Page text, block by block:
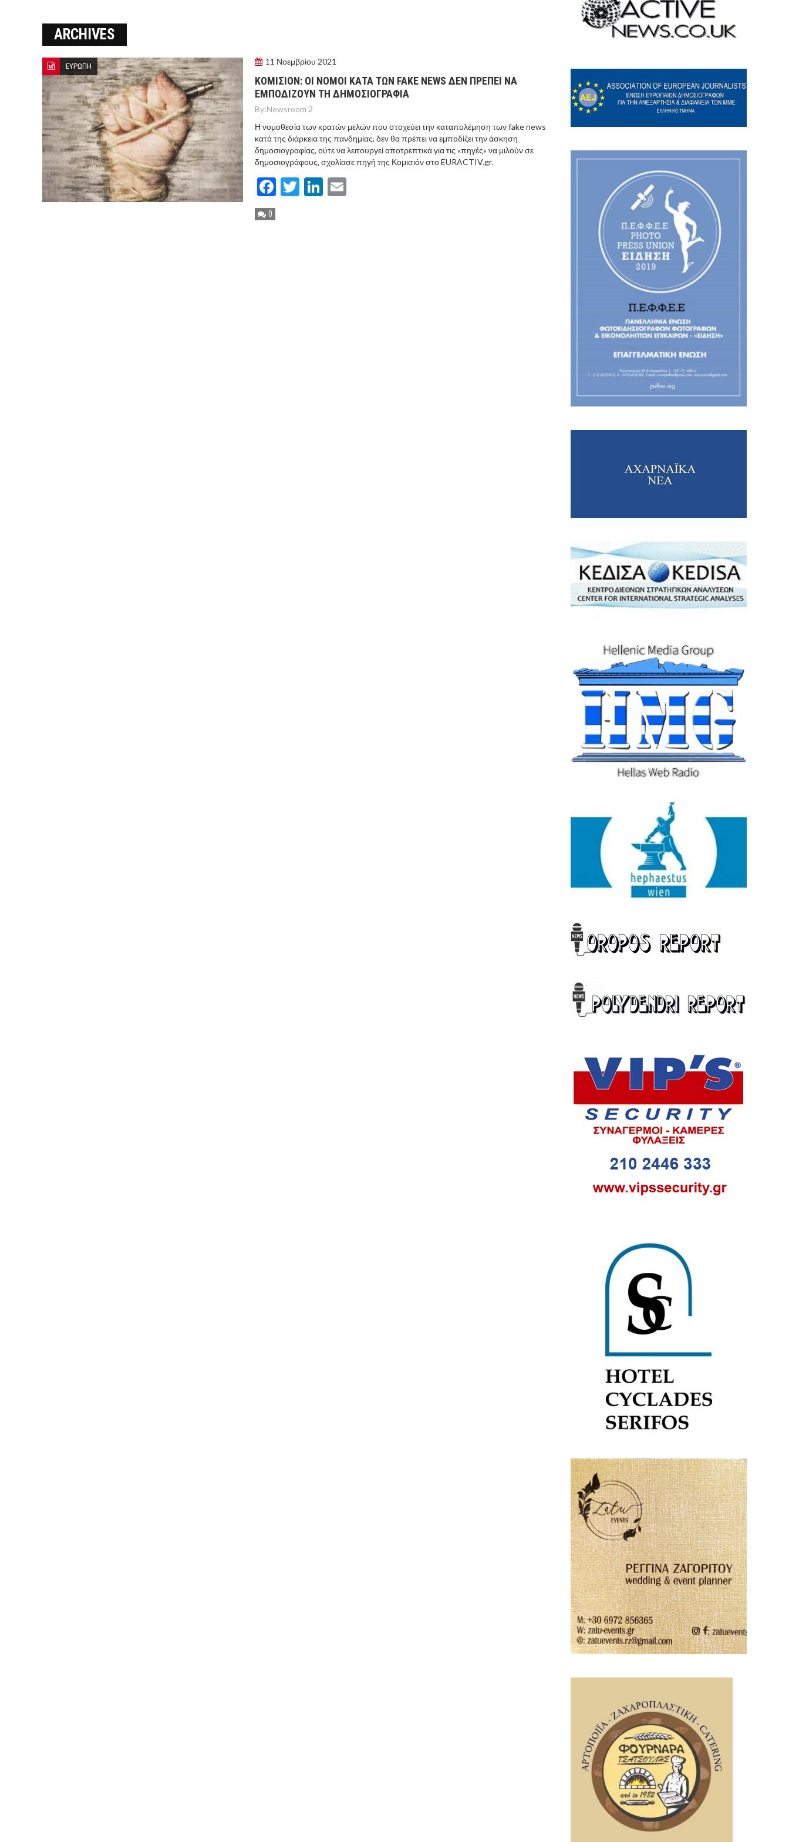
ARCHIVES
ΕΥΡΩΠΗ 11 Νοεμβρίου 2021
ΚΟΜΙΣΙΟΝ: ΟΙ ΝΟΜΟΙ ΚΑΤΑ ΤΩΝ FAKE NEWS ΔΕΝ ΠΡΕΠΕΙ ΝΑ
ΕΜΠΟΔΙΖΟΥΝ ΤΗ ΔΗΜΟΣΙΟΓΡΑΦΙΑ
By:Newsroom 2
Η νομοθεσία των κρατών μελών που στοχεύει την καταπολέμηση των fake news
κατά της διάρκεια της πανδημίας, δεν θα πρέπει να εμποδίζει την άσκηση
δημοσιογραφίας, ούτε να λειτουργεί αποτρεπτικά για τις «πηγές» να μιλούν σε
δημοσιογράφους, σχολίασε πηγή της Κομισιόν στο EURACTIV.gr.
Facebook
TwitterLinkedIn
0